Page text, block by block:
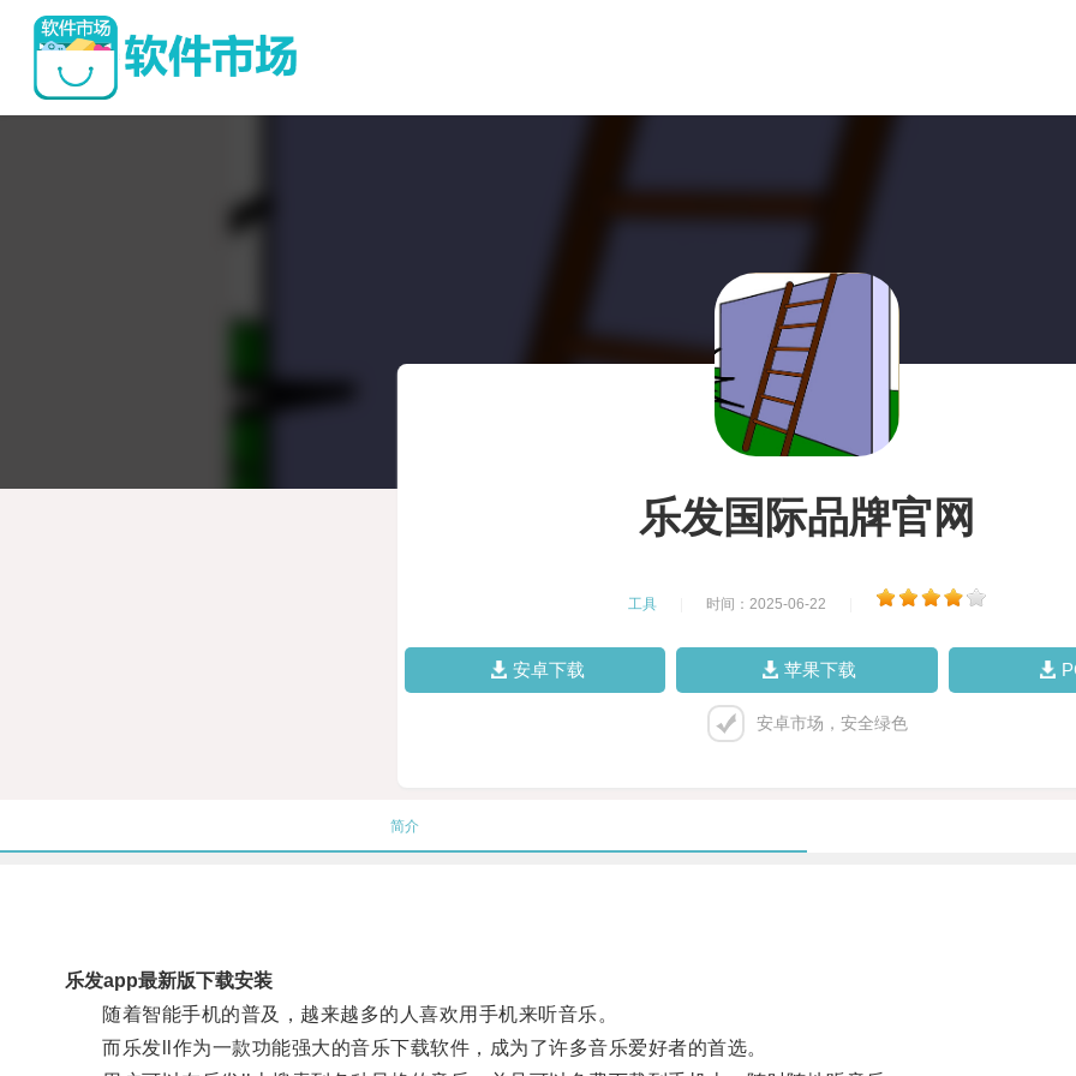
乐发国际品牌官网
工具 时间：2025-06-22
安卓下载 苹果下载
安卓市场，安全绿色
简介
乐发app最新版下载安装
随着智能手机的普及，越来越多的人喜欢用手机来听音乐。
而乐发ll作为一款功能强大的音乐下载软件，成为了许多音乐爱好者的首选。